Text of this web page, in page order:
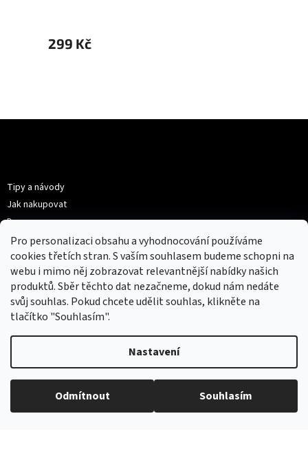
Pro personalizaci obsahu a vyhodnocování používáme
cookies třetích stran. S vaším souhlasem budeme schopni na
webu i mimo něj zobrazovat relevantnější nabídky našich
produktů. Sběr těchto dat nezačneme, dokud nám nedáte
svůj souhlas. Pokud chcete udělit souhlas, klikněte na
tlačítko "Souhlasím".
Nastavení
Odmítnout Souhlasím
299 Kč
Tipy a návody
Jak nakupovat
Doprava
Možností platby
Kontakty
Obchodní podmínky
Podmínky ochrany osobních údajů
Moje objednávka
hotovebryle @
gmail.com
+420 776 222 271 (9:00-16:30)